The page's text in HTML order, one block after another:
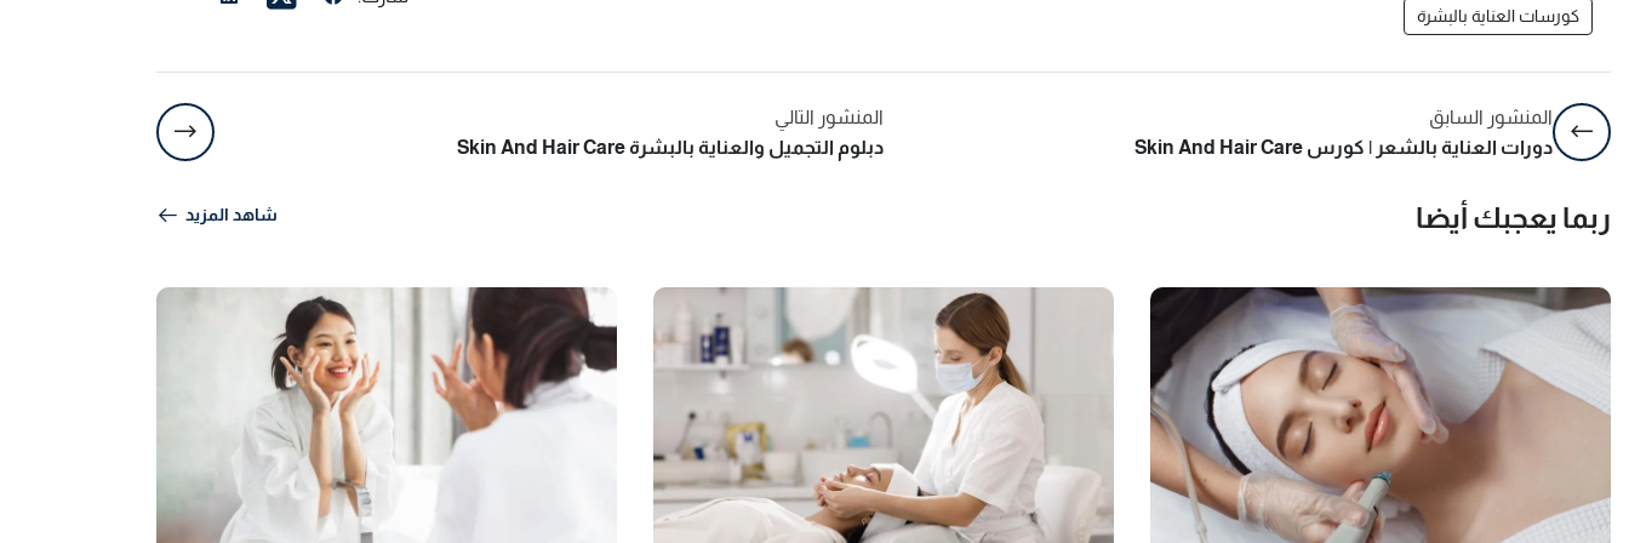
كورسات العناية بالبشرة
المنشور السابق
دورات العناية بالشعر | كورس Skin And Hair Care
المنشور التالي
دبلوم التجميل والعناية بالبشرة Skin And Hair Care
ربما يعجبك أيضا شاهد المزيد